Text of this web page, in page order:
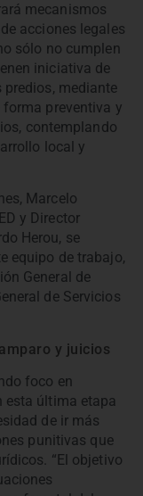
mecanismos
acciones legales
sólo no cumplen
iniciativa de
mediante
preventiva y
contemplando
local y
Marcelo
y Director
Herou, se
equipo de trabajo,
General de
de Servicios
y juicios
foco en
esta última etapa
de ir más
punitivas que
“El objetivo